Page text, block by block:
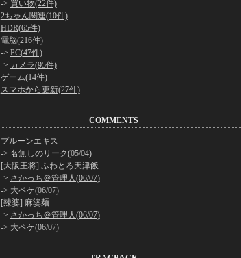
-> 買い物(22件)
2ちゃん関連(10件)
HDR(65件)
電脳(216件)
-> PC(47件)
-> カメラ(95件)
ゲーム(14件)
スマホから更新(27件)
COMMENTS
プルーンエキス
-> 名無しのリーク(05/04)
[大阪王将] ふわとろ天津飯
-> さかっち＠管理人(06/07)
-> 大ペケ(06/07)
[辣婆] 麻婆麺
-> さかっち＠管理人(06/07)
-> 大ペケ(06/07)